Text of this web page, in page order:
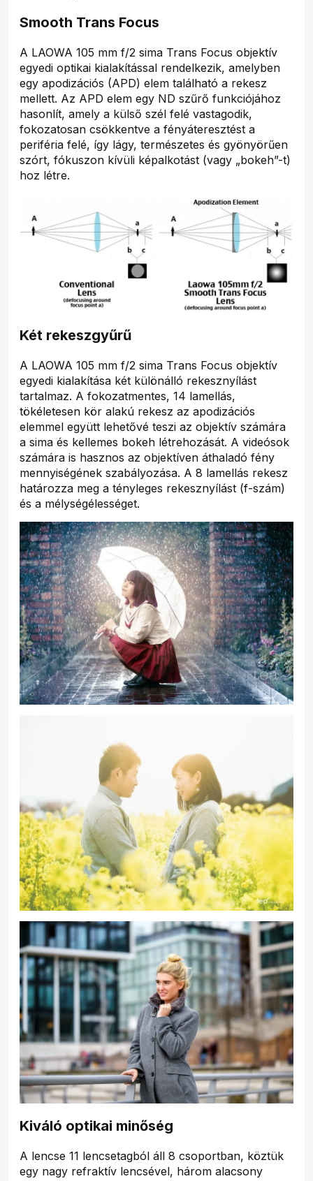
Smooth Trans Focus
A LAOWA 105 mm f/2 sima Trans Focus objektív
egyedi optikai kialakítással rendelkezik, amelyben
egy apodizációs (APD) elem található a rekesz
mellett. Az APD elem egy ND szűrő funkciójához
hasonlít, amely a külső szél felé vastagodik,
fokozatosan csökkentve a fényáteresztést a
periféria felé, így lágy, természetes és gyönyörűen
szórt, fókuszon kívüli képalkotást (vagy „bokeh”-t)
hoz létre.
Két rekeszgyűrű
A LAOWA 105 mm f/2 sima Trans Focus objektív
egyedi kialakítása két különálló rekesznyílást
tartalmaz. A fokozatmentes, 14 lamellás,
tökéletesen kör alakú rekesz az apodizációs
elemmel együtt lehetővé teszi az objektív számára
a sima és kellemes bokeh létrehozását. A videósok
számára is hasznos az objektíven áthaladó fény
mennyiségének szabályozása. A 8 lamellás rekesz
határozza meg a tényleges rekesznyílást (f-szám)
és a mélységélességet.
Kiváló optikai minőség
A lencse 11 lencsetagból áll 8 csoportban, köztük
egy nagy refraktív lencsével, három alacsony